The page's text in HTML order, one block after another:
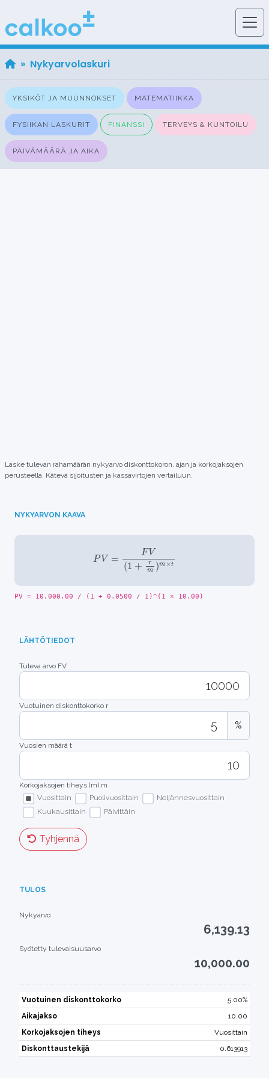
» Nykyarvolaskuri
YKSIKÖT JA MUUNNOKSET MATEMATIIKKA
FYSIIKAN LASKURIT FINANSSI TERVEYS & KUNTOILU
PÄIVÄMÄÄRÄ JA AIKA
Laske tulevan rahamäärän nykyarvo diskonttokoron, ajan ja korkojaksojen
perusteella. Kätevä sijoitusten ja kassavirtojen vertailuun.
NYKYARVON KAAVA
m)m
PV = 10,000.00 / (1 + 0.0500 / 1)^(1 × 10.00)
LÄHTÖTIEDOT
Tuleva arvo FV
Vuotuinen diskonttokorko r
%
Vuosien määrä t
Korkojaksojen tiheys (m) m
Vuosittain
Puolivuosittain
Neljännesvuosittain
Kuukausittain
Päivittäin
Tyhjennä
TULOS
Nykyarvo
6,139.13
Syötetty tulevaisuusarvo
10,000.00
Vuotuinen diskonttokorko
5.00%
Aikajakso
10.00
Korkojaksojen tiheys
Vuosittain
Diskonttaustekijä
0.613913